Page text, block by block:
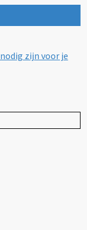
zijn voor je